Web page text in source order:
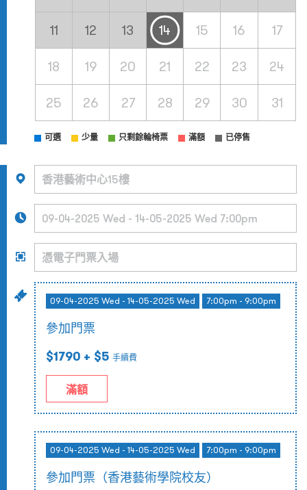
11 12 13 14 15 16 17
18 19 20 21 22 23 24
25 26 27 28 29 30 31
可選 少量 只剩餘輪椅票 滿額 已停售
09-04-2025 Wed - 14-05-2025 Wed 7:00pm - 9:00pm
參加門票
$1790 + $5 手續費
滿額
09-04-2025 Wed - 14-05-2025 Wed 7:00pm - 9:00pm
參加門票（香港藝術學院校友）